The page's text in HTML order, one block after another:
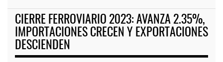
CIERRE FERROVIARIO 2023: AVANZA 2.35%,
IMPORTACIONES CRECEN Y EXPORTACIONES
DESCIENDEN